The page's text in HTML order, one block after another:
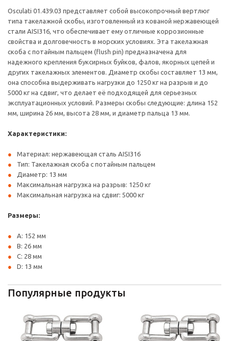
Osculati 01.439.03 представляет собой высокопрочный вертлюг
типа такелажной скобы, изготовленный из кованой нержавеющей
стали AISI316, что обеспечивает ему отличные коррозионные
свойства и долговечность в морских условиях. Эта такелажная
скоба с потайным пальцем (flush pin) предназначена для
надежного крепления буксирных буйков, фалов, якорных цепей и
других такелажных элементов. Диаметр скобы составляет 13 мм,
она способна выдерживать нагрузки до 1250 кг на разрыв и до
5000 кг на сдвиг, что делает её подходящей для серьезных
эксплуатационных условий. Размеры скобы следующие: длина 152
мм, ширина 26 мм, высота 28 мм, и диаметр пальца 13 мм.
Характеристики:
Материал: нержавеющая сталь AISI316
Тип: Такелажная скоба с потайным пальцем
Диаметр: 13 мм
Максимальная нагрузка на разрыв: 1250 кг
Максимальная нагрузка на сдвиг: 5000 кг
Размеры:
А: 152 мм
В: 26 мм
С: 28 мм
D: 13 мм
Популярные продукты